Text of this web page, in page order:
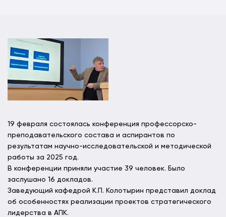
19 февраля состоялась конференция профессорско-
преподавательского состава и аспирантов по
результатам научно-исследовательской и методической
работы за 2025 год.
В конференции приняли участие 39 человек. Было
заслушано 16 докладов.
Заведующий кафедрой К.П. Колотырин представил доклад
об особенностях реализации проектов стратегического
лидерства в АПК.